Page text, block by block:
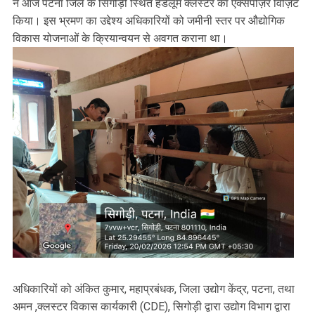
ने आज पटना जिले के सिगोड़ी स्थित हैंडलूम क्लस्टर का एक्सपोज़र विज़िट
किया। इस भ्रमण का उद्देश्य अधिकारियों को जमीनी स्तर पर औद्योगिक
विकास योजनाओं के क्रियान्वयन से अवगत कराना था।
अधिकारियों को अंकित कुमार, महाप्रबंधक, जिला उद्योग केंद्र, पटना, तथा
अमन ,क्लस्टर विकास कार्यकारी (CDE), सिगोड़ी द्वारा उद्योग विभाग द्वारा